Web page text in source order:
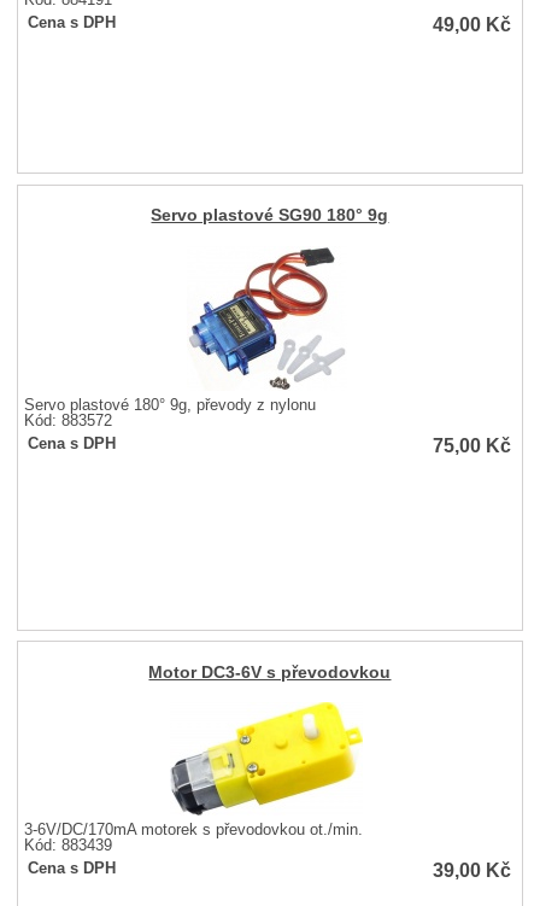
Cena s DPH
49,00 Kč
Servo plastové SG90 180° 9g
Servo plastové 180° 9g, převody z nylonu
Kód: 883572
Cena s DPH
75,00 Kč
Motor DC3-6V s převodovkou
3-6V/DC/170mA motorek s převodovkou ot./min.
Kód: 883439
Cena s DPH
39,00 Kč